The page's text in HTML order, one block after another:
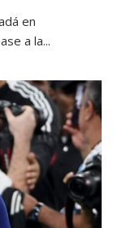
en
a la...